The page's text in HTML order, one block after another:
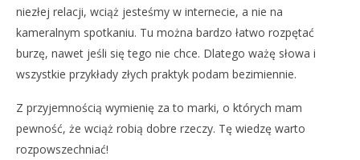
niezłej relacji, wciąż jesteśmy w internecie, a nie na
kameralnym spotkaniu. Tu można bardzo łatwo rozpętać
burzę, nawet jeśli się tego nie chce. Dlatego ważę słowa i
wszystkie przykłady złych praktyk podam bezimiennie.
Z przyjemnością wymienię za to marki, o których mam
pewność, że wciąż robią dobre rzeczy. Tę wiedzę warto
rozpowszechniać!